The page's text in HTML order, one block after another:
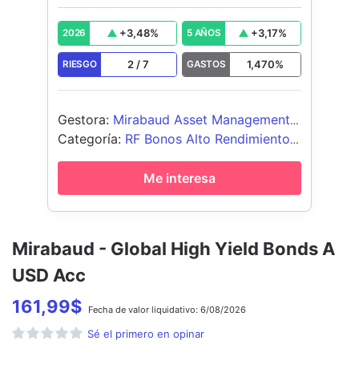
Mirabaud - Global High Yield Bonds A
USD Acc
161,99$ Fecha de valor liquidativo: 6/08/2026
Sé el primero en opinar
2026 +3,48% 5 AÑOS +3,17%
RIESGO 2 /7 GASTOS 1,470%
Gestora: Mirabaud Asset Management
Ltd
Categoría: RF Bonos Alto Rendimiento
Global
Me interesa